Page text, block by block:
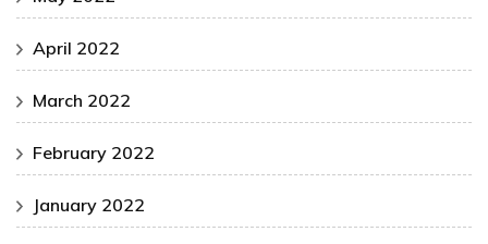
April 2022
March 2022
February 2022
January 2022